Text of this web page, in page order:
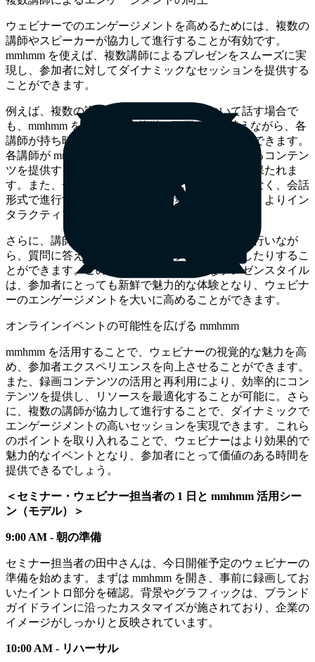
ウェビナーでのエンゲージメントを高めるためには、複数の
講師やスピーカーが協力して進行することが有効です。
mmhmm を使えば、複数講師によるプレゼンをスムーズに実
現し、参加者に対してダイナミックなセッションを提供する
ことができます。
例えば、複数の講師が異なるトピックについて話す場合で
も、mmhmm を使うことで簡単に画面を切り替えながら、各
講師が持ち時間内に効率よく情報を伝えることができます。
各講師が mmhmm を活用して視覚的に統一感のあるコンテン
ツを提供することで、ウェビナー全体の一貫性が保たれま
す。また、一人の講師が長時間話し続けるのではなく、会話
形式で進行することで、参加者の集中力を維持し、よりイン
タラクティブなセッションを実現できます。
さらに、講師同士がリアルタイムでのやり取りを行いなが
ら、質問に答えたり、ディスカッションを展開したりするこ
とができます。このようなダイナミックなプレゼンスタイル
は、参加者にとっても新鮮で魅力的な体験となり、ウェビナ
ーのエンゲージメントを大いに高めることができます。
オンラインイベントの可能性を広げる mmhmm
mmhmm を活用することで、ウェビナーの視覚的な魅力を高
め、参加者エクスペリエンスを向上させることができます。
また、録画コンテンツの活用と再利用により、効率的にコン
テンツを提供し、リソースを最適化することが可能に。さら
に、複数の講師が協力して進行することで、ダイナミックで
エンゲージメントの高いセッションを実現できます。これら
のポイントを取り入れることで、ウェビナーはより効果的で
魅力的なイベントとなり、参加者にとって価値のある時間を
提供できるでしょう。
＜セミナー・ウェビナー担当者の 1 日と mmhmm 活用シー
ン（モデル）＞
9:00 AM - 朝の準備
セミナー担当者の田中さんは、今日開催予定のウェビナーの
準備を始めます。まずは mmhmm を開き、事前に録画してお
いたイントロ部分を確認。背景やグラフィックは、ブランド
ガイドラインに沿ったカスタマイズが施されており、企業の
イメージがしっかりと反映されています。
10:00 AM - リハーサル